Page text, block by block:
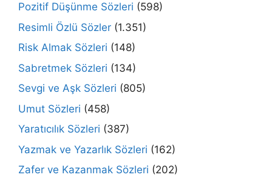
Pozitif Düşünme Sözleri (598)
Resimli Özlü Sözler (1.351)
Risk Almak Sözleri (148)
Sabretmek Sözleri (134)
Sevgi ve Aşk Sözleri (805)
Umut Sözleri (458)
Yaratıcılık Sözleri (387)
Yazmak ve Yazarlık Sözleri (162)
Zafer ve Kazanmak Sözleri (202)